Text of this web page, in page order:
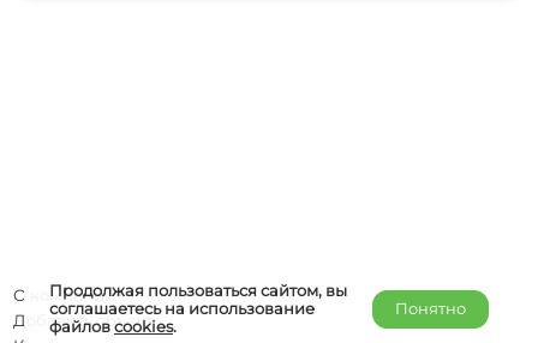
Продолжая пользоваться сайтом, вы
соглашаетесь на использование
файловcookies.
Понятно
О компании
Добавить объект